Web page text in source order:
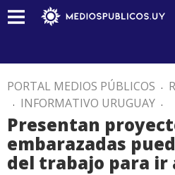
PORTAL MEDIOS PÚBLICOS .
. INFORMATIVO URUGUAY .
Presentan
embarazadas
del trabajo para ir